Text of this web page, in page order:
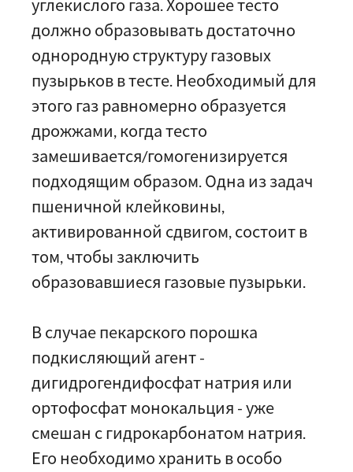
углекислого газа. Хорошее тесто
должно образовывать достаточно
однородную структуру газовых
пузырьков в тесте. Необходимый для
этого газ равномерно образуется
дрожжами, когда тесто
замешивается/гомогенизируется
подходящим образом. Одна из задач
пшеничной клейковины,
активированной сдвигом, состоит в
том, чтобы заключить
образовавшиеся газовые пузырьки.
В случае пекарского порошка
подкисляющий агент -
дигидрогендифосфат натрия или
ортофосфат монокальция - уже
смешан с гидрокарбонатом натрия.
Его необходимо хранить в особо